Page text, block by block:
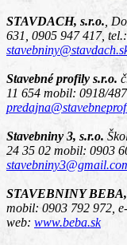
STAVDACH, s.r.o.
631, 0905 947 417,
Stavebné profily s.r.o.
11 654 mobil: 0918/
Stavebniny 3, s.r.o.
24 35 02 mobil: 0903
STAVEBNINY BEBA,
mobil: 0903 792 972,
web: www.beba.sk